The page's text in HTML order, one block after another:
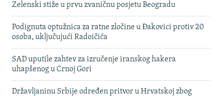
Zelenski stiže u prvu zvaničnu posjetu Beogradu
Podignuta optužnica za ratne zločine u Đakovici protiv 20
osoba, uključujući Radoičića
SAD uputile zahtev za izručenje iranskog hakera
uhapšenog u Crnoj Gori
Državljaninu Srbije određen pritvor u Hrvatskoj zbog